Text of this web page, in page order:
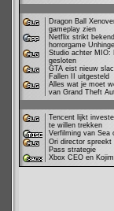
Dragon Ball
gameplay zien
Netflix strikt
horrorgame
Studio achter MIO:
gesloten
GTA eist nieuw
Fallen II uitgesteld
Alles wat je moet
van Grand Theft
Tencent lijkt
te willen trekken
Verfilming van Sea
Ori director
Pass strategie
Xbox CEO en